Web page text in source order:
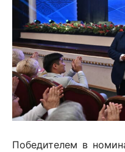
Победителем в